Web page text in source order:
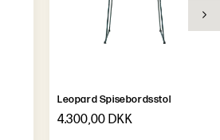
Leopard Spisebordsstol
4.300,00 DKK